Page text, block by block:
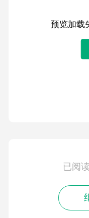
预览加载
已阅